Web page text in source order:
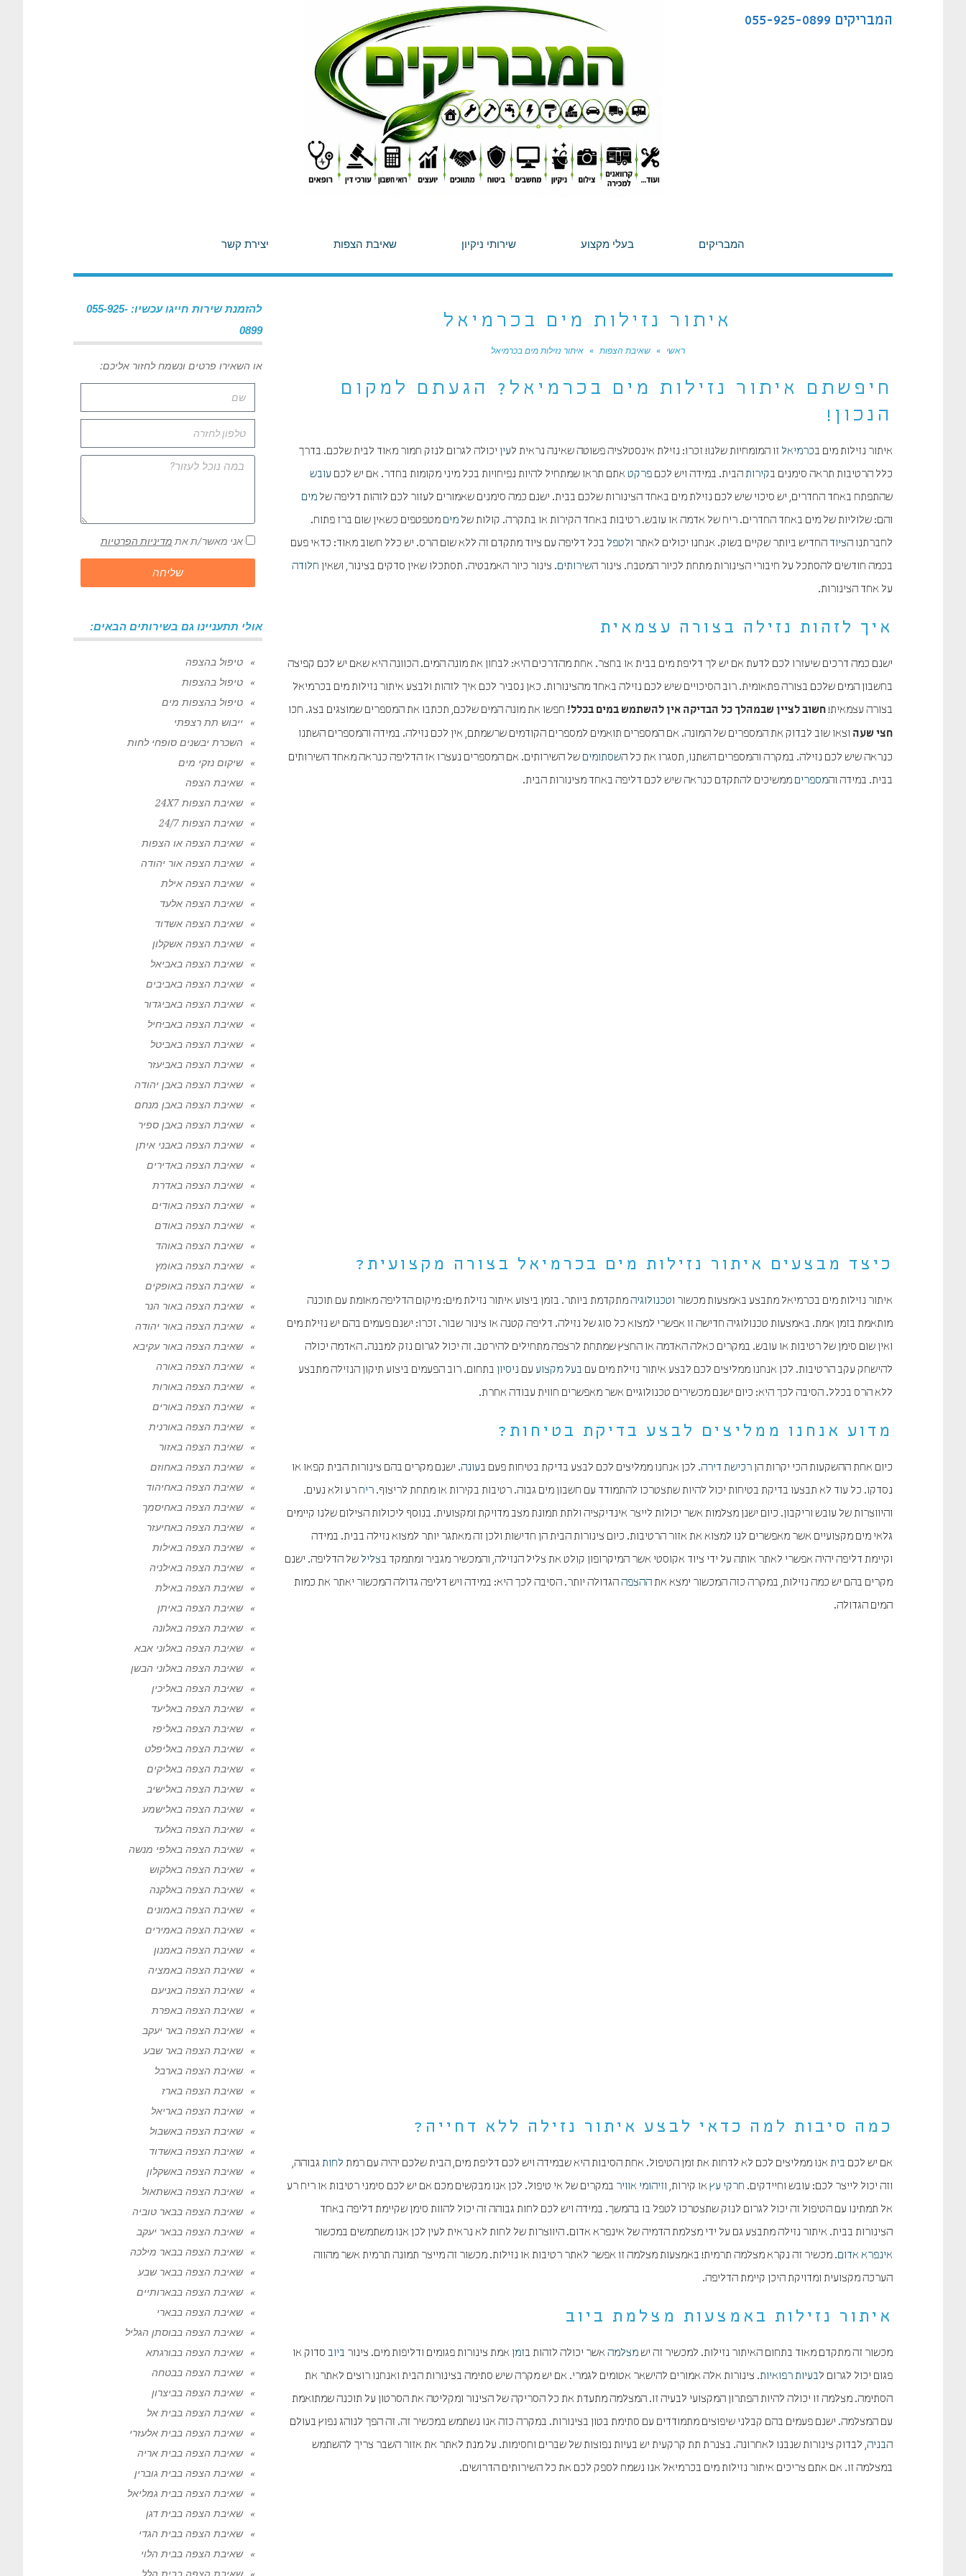
המבריקים 055-925-0899
המבריקים בעלי מקצוע שירותי ניקיון שאיבת הצפות יצירת קשר
איתור נזילות מים בכרמיאל
ראשי » שאיבת הצפות » איתור נזילות מים בכרמיאל
חיפשתם איתור נזילות מים בכרמיאל? הגעתם למקום
הנכון!
איתור נזילות מים בכרמיאל זו המומחיות שלנו! זכרו: נזילת אינסטלציה פשוטה שאינה נראית לעין יכולה לגרום לנזק חמור מאוד לבית שלכם. בדרך
כלל הרטיבות תראה סימנים בקירותהבית. במידה ויש לכם פרקט אתם תראו שמתחיל להיות נפיחויות בכל מיני מקומות בחדר. אם יש לכם עובש
שהתפתח באחד החדרים, יש סיכוי שיש לכם נזילת מים באחד הצינורות שלכם בבית. ישנם כמה סימנים שאמורים לעזור לכם לזהות דליפה של מים
והם: שלוליות של מים באחד החדרים. ריח של אדמה או עובש. רטיבות באחד הקירות או בתקרה. קולות של מים מטפטפים כשאין שום ברז פתוח.
לחברתנו הציוד החדיש ביותר שקיים בשוק. אנחנו יכולים לאתר ולטפל בכל דליפה עם ציוד מתקדם זה ללא שום הרס. יש כלל חשוב מאוד: כדאי פעם
בכמה חודשים להסתכל על חיבורי הצינורות מתחת לכיור המטבח. צינור השירותים. צינור כיור האמבטיה. תסתכלו שאין סדקים בצינור, ושאין חלודה
על אחד הצינורות.
איך לזהות נזילה בצורה עצמאית
ישנם כמה דרכים שיעזרו לכם לדעת אם יש לך דליפת מים בבית או בחצר. אחת מהדרכים היא: לבחון את מונה המים. הכוונה היא שאם יש לכם קפיצה
בחשבון המים שלכם בצורה פתאומית. רוב הסיכויים שיש לכם נזילה באחד מהצינורות. כאן נסביר לכם איך לזהות ולבצע איתור נזילות מים בכרמיאל
בצורה עצמאית!חשוב לציין שבמהלך כל הבדיקה אין להשתמש במים בכלל! חפשו את מונה המים שלכם, תכתבו את המספרים שמוצגים בצג. חכו
חצי שעה וצאו שוב לבדוק את המספרים של המונה. אם המספרים תואמים למספרים הקודמים שרשמתם, אין לכם נזילה. במידה והמספרים השתנו
כנראה שיש לכם נזילה. במקרה והמספרים השתנו, תסגרו את כל השסתומים של השירותים. אם המספרים נעצרו אז הדליפה כנראה מאחד השירותים
בבית. במידה והמספרים ממשיכים להתקדם כנראה שיש לכם דליפה באחד מצינורות הבית.
כיצד מבצעים איתור נזילות מים בכרמיאל בצורה מקצועית?
איתור נזילות מים בכרמיאל מתבצע באמצעות מכשור וטכנולוגיהמתקדמת ביותר. בזמן ביצוע איתור נזילת מים: מיקום הדליפה מאומת עם תוכנה
מותאמת בזמן אמת. באמצעות טכנולוגיה חדישה זו אפשרי למצוא כל סוג של נזילה. דליפה קטנה או צינור שבור. זכרו: ישנם פעמים בהם יש נזילת מים
ואין שום סימן של רטיבות או עובש. במקרים כאלה האדמה או החצץ שמתחת לרצפה מתחילים להירטב. זה יכול לגרום נזק למבנה. האדמה יכולה
להישחק עקב הרטיבות. לכן אנחנו ממליצים לכם לבצע איתור נזילת מים עם בעל מקצוע עם ניסיון בתחום. רוב הפעמים ביצוע תיקון הנזילה מתבצע
ללא הרס בכלל. הסיבה לכך היא: כיום ישנם מכשירים טכנולוגיים אשר מאפשרים חווית עבודה אחרת.
מדוע אנחנו ממליצים לבצע בדיקת בטיחות?
כיום אחת ההשקעות הכי יקרות הן רכישת דירה. לכן אנחנו ממליצים לכם לבצע בדיקת בטיחות פעם בעונה. ישנם מקרים בהם צינורות הבית קפאו או
נסדקו. כל עוד לא תבצעו בדיקת בטיחות יכול להיות שתצטרכו להתמודד עם חשבון מים גבוה. רטיבות בקירות או מתחת לריצוף. ריח רע ולא נעים.
והיווצרות של עובש וריקבון. כיום ישנן מצלמות אשר יכולות לייצר אינדיקציה ולתת תמונת מצב מדויקת ומקצועית. בנוסף ליכולות הצילום שלנו קיימים
גלאי מים מקצועיים אשר מאפשרים לנו למצוא את אזור הרטיבות. כיום צינורות הבית הן חדישות ולכן זה מאתגר יותר למצוא נזילה בבית. במידה
וקיימת דליפה יהיה אפשרי לאתר אותה על ידי ציוד אקוסטי אשר המיקרופון קולט את צליל הנזילה, והמכשיר מגביר ומתמקד בצליל של הדליפה. ישנם
מקרים בהם יש כמה נזילות, במקרה כזה המכשור ימצא אתההצפההגדולה יותר. הסיבה לכך היא: במידה ויש דליפה גדולה המכשור יאתר את כמות
המים הגדולה.
כמה סיבות למה כדאי לבצע איתור נזילה ללא דחייה?
אם יש לכם בית אנו ממליצים לכם לא לדחות את זמן הטיפול. אחת הסיבות היא שבמידה ויש לכם דליפת מים, הבית שלכם יהיה עם רמת לחות גבוהה,
וזה יכול לייצר לכם: עובש וחיידקים. חרקי עץ או קירות, וזיהומי אוויר במקרים של אי טיפול. לכן אנו מבקשים מכם אם יש לכם סימני רטיבות או ריח רע
אל תמתינו עם הטיפול זה יכול לגרום לנזק שתצטרכו לטפל בו בהמשך. במידה ויש לכם לחות גבוהה זה יכול להוות סימן שקיימת דליפה באחד
הצינורות בבית. איתור נזילה מתבצע גם על ידי מצלמת הדמיה של אינפרא אדום. היווצרות של לחות לא נראית לעין לכן אנו משתמשים במכשור
אינפרא אדום. מכשיר זה נקרא מצלמה תרמית! באמצעות מצלמה זו אפשר לאתר רטיבות או נזילות. מכשור זה מייצר תמונה תרמית אשר מהווה
הערכה מקצועית ומדויקת היכן קיימת הדליפה.
איתור נזילות באמצעות מצלמת ביוב
מכשור זה מתקדם מאוד בתחום האיתור נזילות. למכשיר זה יש מצלמה אשר יכולה לזהות בזמן אמת צינורות פגומים ודליפות מים. צינור ביוב סדוק או
פגום יכול לגרום לבעיות רפואיות. צינורות אלה אמורים להישאר אטומים לגמרי. אם יש מקרה שיש סתימה בצינורות הבית ואנחנו רוצים לאתר את
הסתימה. מצלמה זו יכולה להיות הפתרון המקצועי לבעיה זו. המצלמה מתעדת את כל הסריקה של הצינור ומקליטה את הסרטון על תוכנה שמתואמת
עם המצלמה. ישנם פעמים בהם קבלני שיפוצים מתמודדים עם סתימת בטון בצינורות. במקרה כזה אנו נשתמש במכשיר זה. זה הפך לנוהג נפוץ בעולם
הבניה, לבדוק צינורות שנבנו לאחרונה. בצנרת תת קרקעית יש בעיות נפוצות של שברים וחסימות. על מנת לאתר את אזור השבר צריך להשתמש
במצלמה זו. אם אתם צריכים איתור נזילות מים בכרמיאל אנו נשמח לספק לכם את כל השירותים הדרושים.
להזמנת שירות חייגו עכשיו: 055-925-
0899
או השאירו פרטים ונשמח לחזור אליכם:
אני מאשר/ת את מדיניות הפרטיות
שליחה
אולי תתעניינו גם בשירותים הבאים:
טיפול בהצפה
טיפול בהצפות
טיפול בהצפות מים
ייבוש תת רצפתי
השכרת יבשנים סופחי לחות
שיקום נזקי מים
שאיבת הצפה
שאיבת הצפות 24X7
שאיבת הצפות 24/7
שאיבת הצפה או הצפות
שאיבת הצפה אור יהודה
שאיבת הצפה אילת
שאיבת הצפה אלעד
שאיבת הצפה אשדוד
שאיבת הצפה אשקלון
שאיבת הצפה באביאל
שאיבת הצפה באביבים
שאיבת הצפה באביגדור
שאיבת הצפה באביחיל
שאיבת הצפה באביטל
שאיבת הצפה באביעזר
שאיבת הצפה באבן יהודה
שאיבת הצפה באבן מנחם
שאיבת הצפה באבן ספיר
שאיבת הצפה באבני איתן
שאיבת הצפה באדירים
שאיבת הצפה באדרת
שאיבת הצפה באודים
שאיבת הצפה באודם
שאיבת הצפה באוהד
שאיבת הצפה באומץ
שאיבת הצפה באופקים
שאיבת הצפה באור הנר
שאיבת הצפה באור יהודה
שאיבת הצפה באור עקיבא
שאיבת הצפה באורה
שאיבת הצפה באורות
שאיבת הצפה באורים
שאיבת הצפה באורנית
שאיבת הצפה באזור
שאיבת הצפה באחוזם
שאיבת הצפה באחיהוד
שאיבת הצפה באחיסמך
שאיבת הצפה באחיעזר
שאיבת הצפה באילות
שאיבת הצפה באילניה
שאיבת הצפה באילת
שאיבת הצפה באיתן
שאיבת הצפה באלונה
שאיבת הצפה באלוני אבא
שאיבת הצפה באלוני הבשן
שאיבת הצפה באליכין
שאיבת הצפה באליעד
שאיבת הצפה באליפז
שאיבת הצפה באליפלט
שאיבת הצפה באליקים
שאיבת הצפה באלישיב
שאיבת הצפה באלישמע
שאיבת הצפה באלעד
שאיבת הצפה באלפי מנשה
שאיבת הצפה באלקוש
שאיבת הצפה באלקנה
שאיבת הצפה באמונים
שאיבת הצפה באמירים
שאיבת הצפה באמנון
שאיבת הצפה באמציה
שאיבת הצפה באניעם
שאיבת הצפה באפרת
שאיבת הצפה באר יעקב
שאיבת הצפה באר שבע
שאיבת הצפה בארבל
שאיבת הצפה בארז
שאיבת הצפה באריאל
שאיבת הצפה באשבול
שאיבת הצפה באשדוד
שאיבת הצפה באשקלון
שאיבת הצפה באשתאול
שאיבת הצפה בבאר טוביה
שאיבת הצפה בבאר יעקב
שאיבת הצפה בבאר מילכה
שאיבת הצפה בבאר שבע
שאיבת הצפה בבארותיים
שאיבת הצפה בבארי
שאיבת הצפה בבוסתן הגליל
שאיבת הצפה בבורגתא
שאיבת הצפה בבטחה
שאיבת הצפה בביצרון
שאיבת הצפה בבית אל
שאיבת הצפה בבית אלעזרי
שאיבת הצפה בבית אריה
שאיבת הצפה בבית גוברין
שאיבת הצפה בבית גמליאל
שאיבת הצפה בבית דגן
שאיבת הצפה בבית הגדי
שאיבת הצפה בבית הלוי